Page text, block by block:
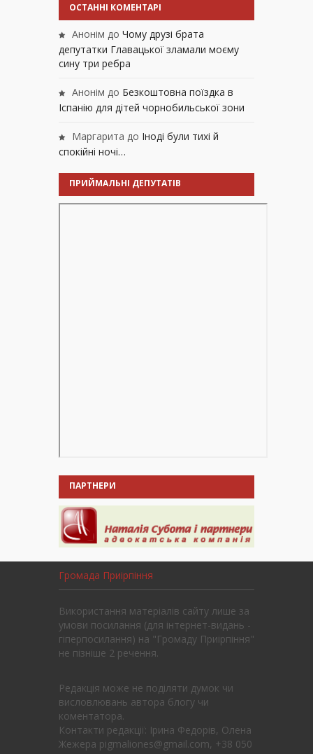
ОСТАННІ КОМЕНТАРІ
Анонім до Чому друзі брата
депутатки Главацької зламали моєму
сину три ребра
Анонім до Безкоштовна поїздка в
Іспанію для дітей чорнобильської зони
Маргарита до Іноді були тихі й
спокійні ночі…
ПРИЙМАЛЬНІ ДЕПУТАТІВ
ПАРТНЕРИ
Громада Приірпіння
Використання матеріалів сайту лише за
умови посилання (для інтернет-видань -
гіперпосилання) на "Громаду Приірпіння"
не пізніше 2 речення.
Редакція може не поділяти думок чи
висловлювань автора блогу чи
коментатора.
Контакти редакції: Ірина Федорів, Олена
Жежера pigmaliones@gmail.com, +38 050